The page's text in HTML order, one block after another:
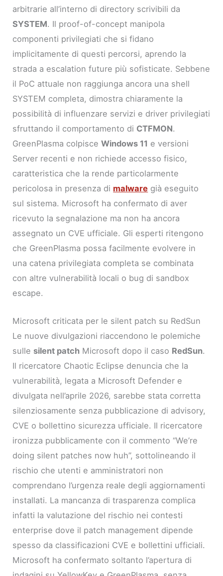
arbitrarie all’interno di directory scrivibili da
SYSTEM. Il proof-of-concept manipola
componenti privilegiati che si fidano
implicitamente di questi percorsi, aprendo la
strada a escalation future più sofisticate. Sebbene
il PoC attuale non raggiunga ancora una shell
SYSTEM completa, dimostra chiaramente la
possibilità di influenzare servizi e driver privilegiati
sfruttando il comportamento di CTFMON.
GreenPlasma colpisceWindows 11 e versioni
Server recenti e non richiede accesso fisico,
caratteristica che la rende particolarmente
pericolosa in presenza di malware già eseguito
sul sistema. Microsoft ha confermato di aver
ricevuto la segnalazione ma non ha ancora
assegnato un CVE ufficiale. Gli esperti ritengono
che GreenPlasma possa facilmente evolvere in
una catena privilegiata completa se combinata
con altre vulnerabilità locali o bug di sandbox
escape.
Microsoft criticata per le silent patch su RedSun
Le nuove divulgazioni riaccendono le polemiche
sulle silent patch Microsoft dopo il caso RedSun.
Il ricercatore Chaotic Eclipse denuncia che la
vulnerabilità, legata a Microsoft Defender e
divulgata nell’aprile 2026, sarebbe stata corretta
silenziosamente senza pubblicazione di advisory,
CVE o bollettino sicurezza ufficiale. Il ricercatore
ironizza pubblicamente con il commento “We’re
doing silent patches now huh”, sottolineando il
rischio che utenti e amministratori non
comprendano l’urgenza reale degli aggiornamenti
installati. La mancanza di trasparenza complica
infatti la valutazione del rischio nei contesti
enterprise dove il patch management dipende
spesso da classificazioni CVE e bollettini ufficiali.
Microsoft ha confermato soltanto l’apertura di